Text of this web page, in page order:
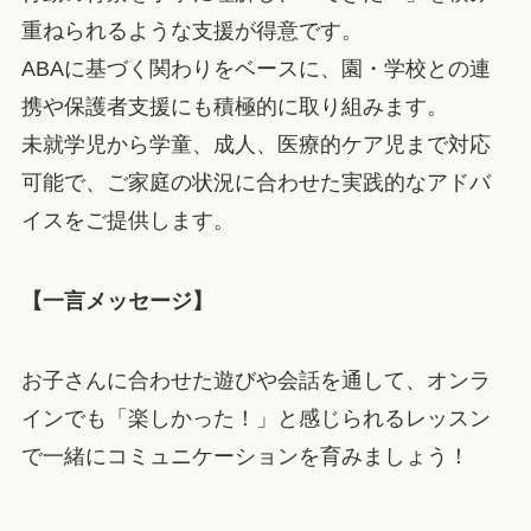
重ねられるような支援が得意です。
ABAに基づく関わりをベースに、園・学校との連
携や保護者支援にも積極的に取り組みます。
未就学児から学童、成人、医療的ケア児まで対応
可能で、ご家庭の状況に合わせた実践的なアドバ
イスをご提供します。
【一言メッセージ】
お子さんに合わせた遊びや会話を通して、オンラ
インでも「楽しかった！」と感じられるレッスン
で一緒にコミュニケーションを育みましょう！